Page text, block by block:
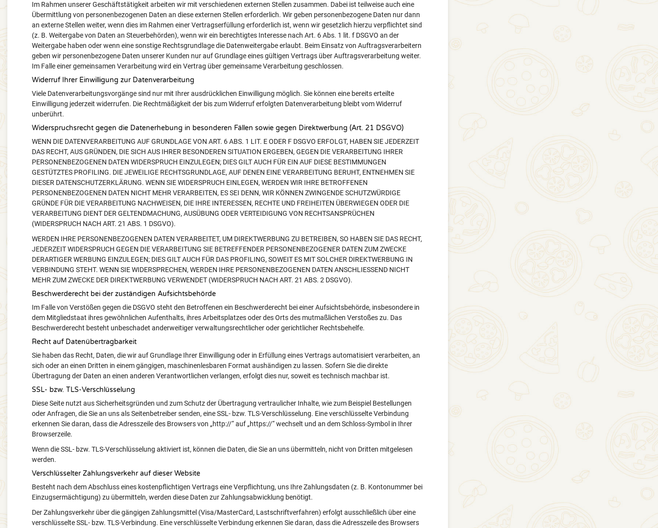
Im Rahmen unserer Geschäftstätigkeit arbeiten wir mit verschiedenen externen Stellen zusammen. Dabei ist teilweise auch eine
Übermittlung von personenbezogenen Daten an diese externen Stellen erforderlich. Wir geben personenbezogene Daten nur dann
an externe Stellen weiter, wenn dies im Rahmen einer Vertragserfüllung erforderlich ist, wenn wir gesetzlich hierzu verpflichtet sind
(z. B. Weitergabe von Daten an Steuerbehörden), wenn wir ein berechtigtes Interesse nach Art. 6 Abs. 1 lit. f DSGVO an der
Weitergabe haben oder wenn eine sonstige Rechtsgrundlage die Datenweitergabe erlaubt. Beim Einsatz von Auftragsverarbeitern
geben wir personenbezogene Daten unserer Kunden nur auf Grundlage eines gültigen Vertrags über Auftragsverarbeitung weiter.
Im Falle einer gemeinsamen Verarbeitung wird ein Vertrag über gemeinsame Verarbeitung geschlossen.
Widerruf Ihrer Einwilligung zur Datenverarbeitung
Viele Datenverarbeitungsvorgänge sind nur mit Ihrer ausdrücklichen Einwilligung möglich. Sie können eine bereits erteilte
Einwilligung jederzeit widerrufen. Die Rechtmäßigkeit der bis zum Widerruf erfolgten Datenverarbeitung bleibt vom Widerruf
unberührt.
Widerspruchsrecht gegen die Datenerhebung in besonderen Fällen sowie gegen Direktwerbung (Art. 21 DSGVO)
WENN DIE DATENVERARBEITUNG AUF GRUNDLAGE VON ART. 6 ABS. 1 LIT. E ODER F DSGVO ERFOLGT, HABEN SIE JEDERZEIT
DAS RECHT, AUS GRÜNDEN, DIE SICH AUS IHRER BESONDEREN SITUATION ERGEBEN, GEGEN DIE VERARBEITUNG IHRER
PERSONENBEZOGENEN DATEN WIDERSPRUCH EINZULEGEN; DIES GILT AUCH FÜR EIN AUF DIESE BESTIMMUNGEN
GESTÜTZTES PROFILING. DIE JEWEILIGE RECHTSGRUNDLAGE, AUF DENEN EINE VERARBEITUNG BERUHT, ENTNEHMEN SIE
DIESER DATENSCHUTZERKLÄRUNG. WENN SIE WIDERSPRUCH EINLEGEN, WERDEN WIR IHRE BETROFFENEN
PERSONENBEZOGENEN DATEN NICHT MEHR VERARBEITEN, ES SEI DENN, WIR KÖNNEN ZWINGENDE SCHUTZWÜRDIGE
GRÜNDE FÜR DIE VERARBEITUNG NACHWEISEN, DIE IHRE INTERESSEN, RECHTE UND FREIHEITEN ÜBERWIEGEN ODER DIE
VERARBEITUNG DIENT DER GELTENDMACHUNG, AUSÜBUNG ODER VERTEIDIGUNG VON RECHTSANSPRÜCHEN
(WIDERSPRUCH NACH ART. 21 ABS. 1 DSGVO).
WERDEN IHRE PERSONENBEZOGENEN DATEN VERARBEITET, UM DIREKTWERBUNG ZU BETREIBEN, SO HABEN SIE DAS RECHT,
JEDERZEIT WIDERSPRUCH GEGEN DIE VERARBEITUNG SIE BETREFFENDER PERSONENBEZOGENER DATEN ZUM ZWECKE
DERARTIGER WERBUNG EINZULEGEN; DIES GILT AUCH FÜR DAS PROFILING, SOWEIT ES MIT SOLCHER DIREKTWERBUNG IN
VERBINDUNG STEHT. WENN SIE WIDERSPRECHEN, WERDEN IHRE PERSONENBEZOGENEN DATEN ANSCHLIESSEND NICHT
MEHR ZUM ZWECKE DER DIREKTWERBUNG VERWENDET (WIDERSPRUCH NACH ART. 21 ABS. 2 DSGVO).
Beschwerderecht bei der zuständigen Aufsichtsbehörde
Im Falle von Verstößen gegen die DSGVO steht den Betroffenen ein Beschwerderecht bei einer Aufsichtsbehörde, insbesondere in
dem Mitgliedstaat ihres gewöhnlichen Aufenthalts, ihres Arbeitsplatzes oder des Orts des mutmaßlichen Verstoßes zu. Das
Beschwerderecht besteht unbeschadet anderweitiger verwaltungsrechtlicher oder gerichtlicher Rechtsbehelfe.
Recht auf Datenübertragbarkeit
Sie haben das Recht, Daten, die wir auf Grundlage Ihrer Einwilligung oder in Erfüllung eines Vertrags automatisiert verarbeiten, an
sich oder an einen Dritten in einem gängigen, maschinenlesbaren Format aushändigen zu lassen. Sofern Sie die direkte
Übertragung der Daten an einen anderen Verantwortlichen verlangen, erfolgt dies nur, soweit es technisch machbar ist.
SSL- bzw. TLS-Verschlüsselung
Diese Seite nutzt aus Sicherheitsgründen und zum Schutz der Übertragung vertraulicher Inhalte, wie zum Beispiel Bestellungen
oder Anfragen, die Sie an uns als Seitenbetreiber senden, eine SSL- bzw. TLS-Verschlüsselung. Eine verschlüsselte Verbindung
erkennen Sie daran, dass die Adresszeile des Browsers von „http://“ auf „https://“ wechselt und an dem Schloss-Symbol in Ihrer
Browserzeile.
Wenn die SSL- bzw. TLS-Verschlüsselung aktiviert ist, können die Daten, die Sie an uns übermitteln, nicht von Dritten mitgelesen
werden.
Verschlüsselter Zahlungsverkehr auf dieser Website
Besteht nach dem Abschluss eines kostenpflichtigen Vertrags eine Verpflichtung, uns Ihre Zahlungsdaten (z. B. Kontonummer bei
Einzugsermächtigung) zu übermitteln, werden diese Daten zur Zahlungsabwicklung benötigt.
Der Zahlungsverkehr über die gängigen Zahlungsmittel (Visa/MasterCard, Lastschriftverfahren) erfolgt ausschließlich über eine
verschlüsselte SSL- bzw. TLS-Verbindung. Eine verschlüsselte Verbindung erkennen Sie daran, dass die Adresszeile des Browsers